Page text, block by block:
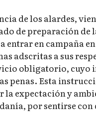
de los alardes,
de preparación de
en campaña
adscritas a sus
obligatorio,
penas. Esta
expectación y
por sentirse